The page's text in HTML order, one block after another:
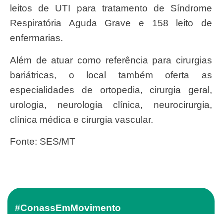
leitos de UTI para tratamento de Síndrome
Respiratória Aguda Grave e 158 leito de
enfermarias.
Além de atuar como referência para cirurgias
bariátricas, o local também oferta as
especialidades de ortopedia, cirurgia geral,
urologia, neurologia clínica, neurocirurgia,
clínica médica e cirurgia vascular.
Fonte: SES/MT
#ConassEmMovimento